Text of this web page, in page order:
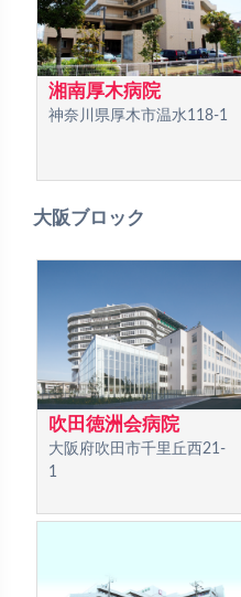
湘南厚木病院
神奈川県厚木市温水118-1
大阪ブロック
吹田徳洲会病院
大阪府吹田市千里丘西21-
1